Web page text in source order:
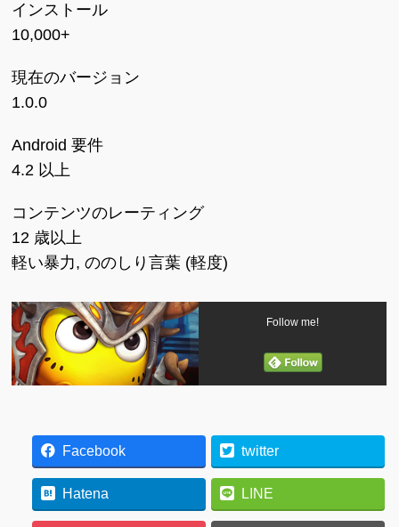
インストール
10,000+
現在のバージョン
1.0.0
Android 要件
4.2 以上
コンテンツのレーティング
12 歳以上
軽い暴力, ののしり言葉 (軽度)
Follow me!
Facebook twitter
Hatena LINE